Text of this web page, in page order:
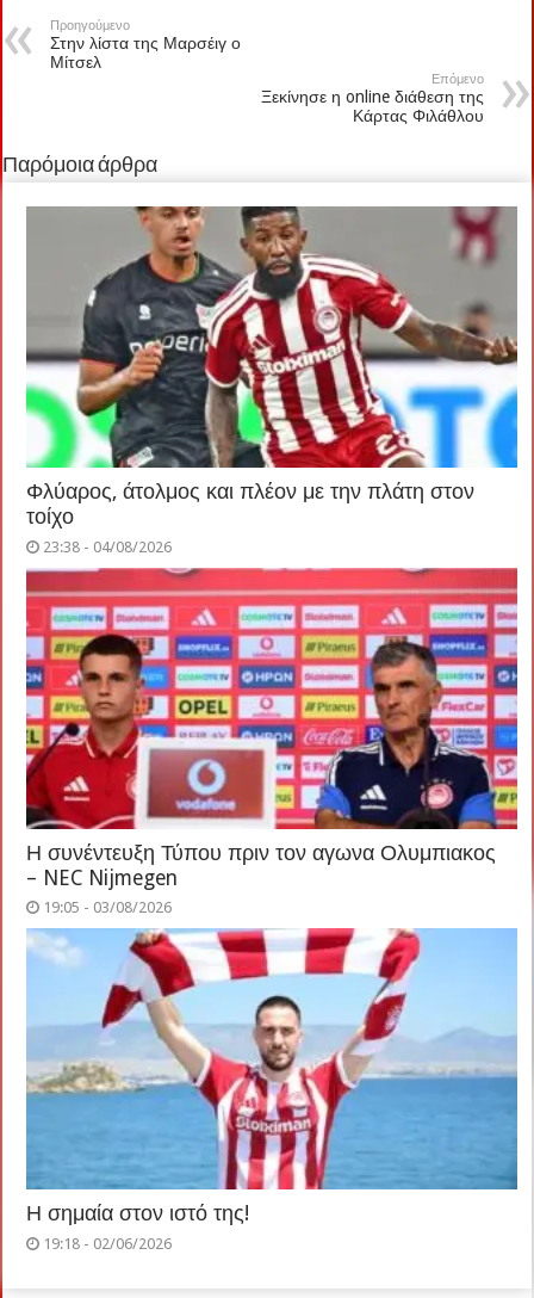
Προηγούμενο
Στην λίστα της Μαρσέιγ ο
Μίτσελ
Επόμενο
Ξεκίνησε η online διάθεση της
Κάρτας Φιλάθλου
Παρόμοια άρθρα
Φλύαρος, άτολμος και πλέον με την πλάτη στον
τοίχο
23:38 - 04/08/2026
Η συνέντευξη Τύπου πριν τον αγωνα Ολυμπιακος
– NEC Nijmegen
19:05 - 03/08/2026
Η σημαία στον ιστό της!
19:18 - 02/06/2026